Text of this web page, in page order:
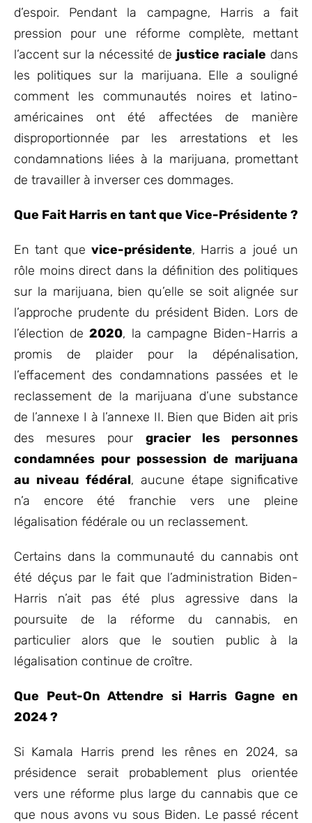
d’espoir. Pendant la campagne, Harris a fait
pression pour une réforme complète, mettant
l’accent sur la nécessité de justice raciale dans
les politiques sur la marijuana. Elle a souligné
comment les communautés noires et latino-
américaines ont été affectées de manière
disproportionnée par les arrestations et les
condamnations liées à la marijuana, promettant
de travailler à inverser ces dommages.
Que Fait Harris en tant que Vice-Présidente ?
En tant que vice-présidente, Harris a joué un
rôle moins direct dans la définition des politiques
sur la marijuana, bien qu’elle se soit alignée sur
l’approche prudente du président Biden. Lors de
l’élection de2020, la campagne Biden-Harris a
promis de plaider pour la dépénalisation,
l’effacement des condamnations passées et le
reclassement de la marijuana d’une substance
de l’annexe I à l’annexe II. Bien que Biden ait pris
des mesures pour gracier les personnes
condamnées pour possession de marijuana
au niveau fédéral, aucune étape significative
n’a encore été franchie vers une pleine
légalisation fédérale ou un reclassement.
Certains dans la communauté du cannabis ont
été déçus par le fait que l’administration Biden-
Harris n’ait pas été plus agressive dans la
poursuite de la réforme du cannabis, en
particulier alors que le soutien public à la
légalisation continue de croître.
Que Peut-On Attendre si Harris Gagne en
2024 ?
Si Kamala Harris prend les rênes en 2024, sa
présidence serait probablement plus orientée
vers une réforme plus large du cannabis que ce
que nous avons vu sous Biden. Le passé récent